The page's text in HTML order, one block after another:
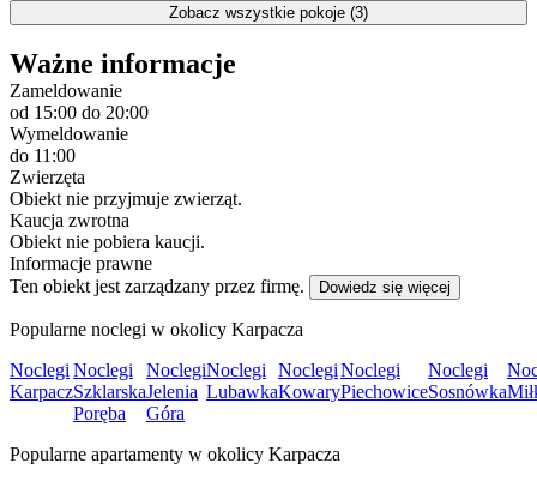
Zobacz wszystkie pokoje (3)
Ważne informacje
Zameldowanie
od 15:00 do 20:00
Wymeldowanie
do 11:00
Zwierzęta
Obiekt nie przyjmuje zwierząt.
Kaucja zwrotna
Obiekt nie pobiera kaucji.
Informacje prawne
Ten obiekt jest zarządzany przez firmę.
Dowiedz się więcej
Popularne noclegi w okolicy Karpacza
Noclegi
Karpacz
Noclegi
Szklarska
Poręba
Noclegi
Jelenia
Góra
Noclegi
Lubawka
Noclegi
Kowary
Noclegi
Piechowice
Noclegi
Sosnówka
Popularne apartamenty w okolicy Karpacza